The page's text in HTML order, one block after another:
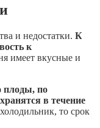
и недостатки. К
к
имеет вкусные и
плоды, по
в течение
то срок